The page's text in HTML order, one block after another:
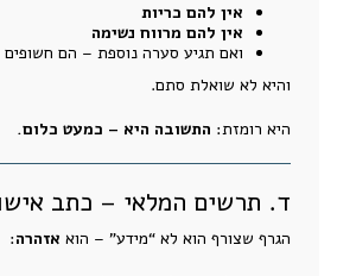
אין להם כריות
אין להם מרווח נשימה
ואם תגיע סערה נוספת – הם חשופים
והיא לא שואלת סתם.
היא רומזת: התשובה היא – כמעט כלום.
ד. תרשים המלאי – כתב
הגרף שצורף הוא לא “מידע” – הוא אזהרה: